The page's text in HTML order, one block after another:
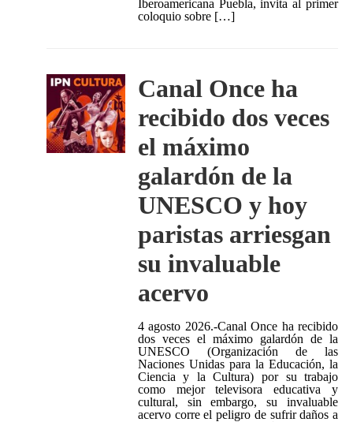
Iberoamericana Puebla, invita al primer
coloquio sobre […]
Canal Once ha
recibido dos veces
el máximo
galardón de la
UNESCO y hoy
paristas arriesgan
su invaluable
acervo
4 agosto 2026.-Canal Once ha recibido
dos veces el máximo galardón de la
UNESCO (Organización de las
Naciones Unidas para la Educación, la
Ciencia y la Cultura) por su trabajo
como mejor televisora educativa y
cultural, sin embargo, su invaluable
acervo corre el peligro de sufrir daños a